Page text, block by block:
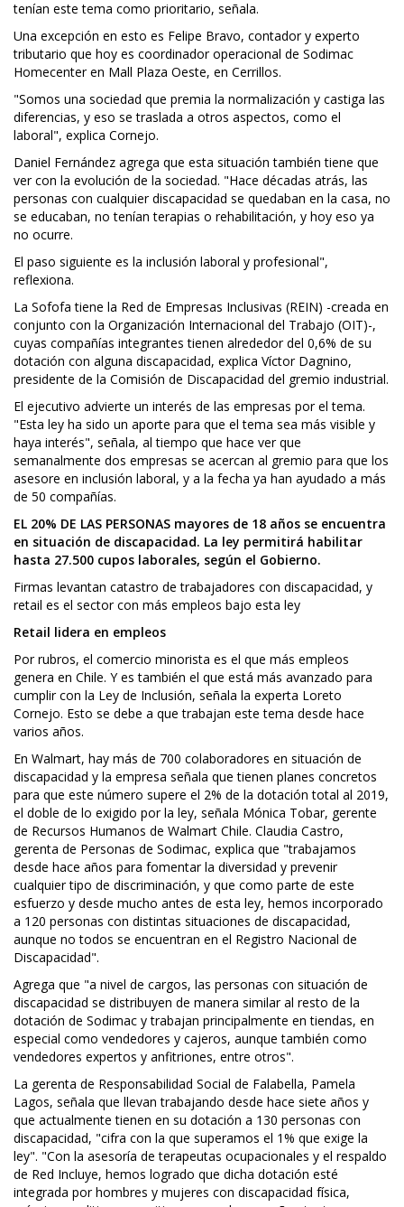
tenían este tema como prioritario, señala.
Una excepción en esto es Felipe Bravo, contador y experto
tributario que hoy es coordinador operacional de Sodimac
Homecenter en Mall Plaza Oeste, en Cerrillos.
"Somos una sociedad que premia la normalización y castiga las
diferencias, y eso se traslada a otros aspectos, como el
laboral", explica Cornejo.
Daniel Fernández agrega que esta situación también tiene que
ver con la evolución de la sociedad. "Hace décadas atrás, las
personas con cualquier discapacidad se quedaban en la casa, no
se educaban, no tenían terapias o rehabilitación, y hoy eso ya
no ocurre.
El paso siguiente es la inclusión laboral y profesional",
reflexiona.
La Sofofa tiene la Red de Empresas Inclusivas (REIN) -creada en
conjunto con la Organización Internacional del Trabajo (OIT)-,
cuyas compañías integrantes tienen alrededor del 0,6% de su
dotación con alguna discapacidad, explica Víctor Dagnino,
presidente de la Comisión de Discapacidad del gremio industrial.
El ejecutivo advierte un interés de las empresas por el tema.
"Esta ley ha sido un aporte para que el tema sea más visible y
haya interés", señala, al tiempo que hace ver que
semanalmente dos empresas se acercan al gremio para que los
asesore en inclusión laboral, y a la fecha ya han ayudado a más
de 50 compañías.
EL 20% DE LAS PERSONAS mayores de 18 años se encuentra
en situación de discapacidad. La ley permitirá habilitar
hasta 27.500 cupos laborales, según el Gobierno.
Firmas levantan catastro de trabajadores con discapacidad, y
retail es el sector con más empleos bajo esta ley
Retail lidera en empleos
Por rubros, el comercio minorista es el que más empleos
genera en Chile. Y es también el que está más avanzado para
cumplir con la Ley de Inclusión, señala la experta Loreto
Cornejo. Esto se debe a que trabajan este tema desde hace
varios años.
En Walmart, hay más de 700 colaboradores en situación de
discapacidad y la empresa señala que tienen planes concretos
para que este número supere el 2% de la dotación total al 2019,
el doble de lo exigido por la ley, señala Mónica Tobar, gerente
de Recursos Humanos de Walmart Chile. Claudia Castro,
gerenta de Personas de Sodimac, explica que "trabajamos
desde hace años para fomentar la diversidad y prevenir
cualquier tipo de discriminación, y que como parte de este
esfuerzo y desde mucho antes de esta ley, hemos incorporado
a 120 personas con distintas situaciones de discapacidad,
aunque no todos se encuentran en el Registro Nacional de
Discapacidad".
Agrega que "a nivel de cargos, las personas con situación de
discapacidad se distribuyen de manera similar al resto de la
dotación de Sodimac y trabajan principalmente en tiendas, en
especial como vendedores y cajeros, aunque también como
vendedores expertos y anfitriones, entre otros".
La gerenta de Responsabilidad Social de Falabella, Pamela
Lagos, señala que llevan trabajando desde hace siete años y
que actualmente tienen en su dotación a 130 personas con
discapacidad, "cifra con la que superamos el 1% que exige la
ley". "Con la asesoría de terapeutas ocupacionales y el respaldo
de Red Incluye, hemos logrado que dicha dotación esté
integrada por hombres y mujeres con discapacidad física,